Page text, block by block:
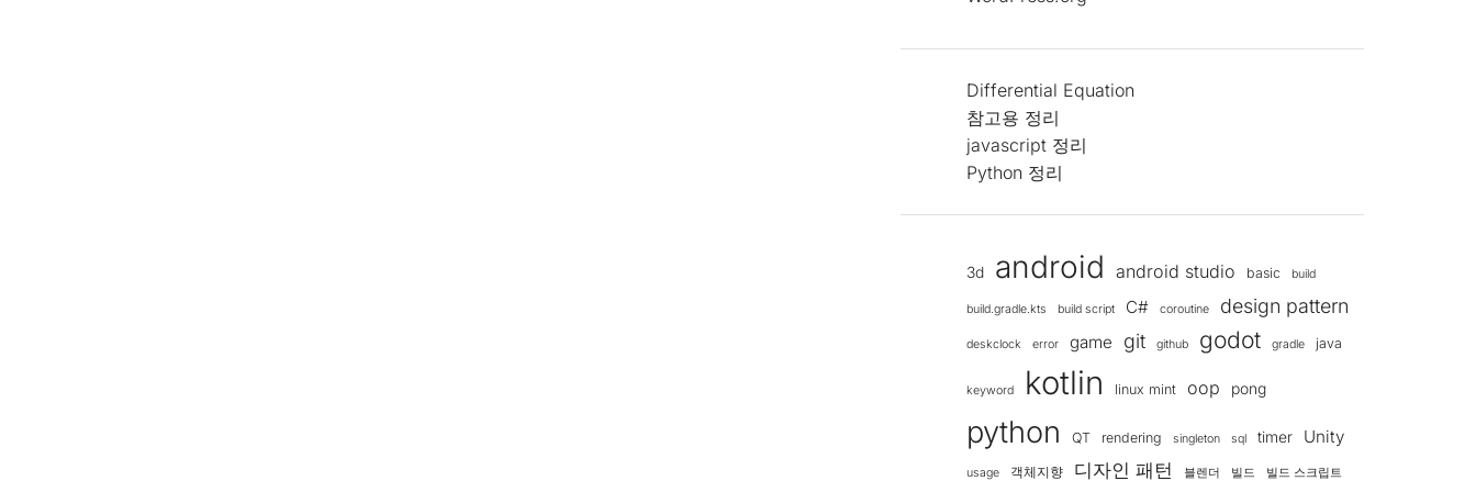
Differential Equation
참고용 정리
javascript 정리
Python 정리
3d android android studio basic build
build.gradle.kts build script C# coroutine design pattern
deskclock error game git github godot gradle java
keyword kotlin linux mint oop pong
python QT rendering singleton sql timer Unity
usage 객체지향 디자인 패턴 블렌더 빌드 빌드 스크립트